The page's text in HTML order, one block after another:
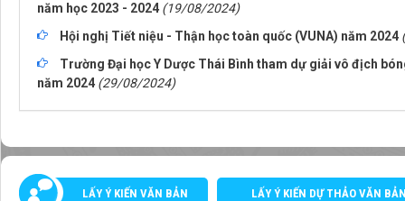
năm học 2023 - 2024 (19/08/2024)
Hội nghị Tiết niệu - Thận học toàn quốc (VUNA) năm 2024
Trường Đại học Y Dược Thái Bình tham dự giải vô địch
năm 2024 (29/08/2024)
LẤY Ý KIẾN VĂN BẢN LẤY Ý KIẾN DỰ THẢO VĂN